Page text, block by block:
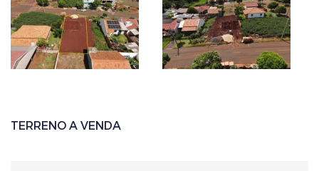
TERRENO A VENDA